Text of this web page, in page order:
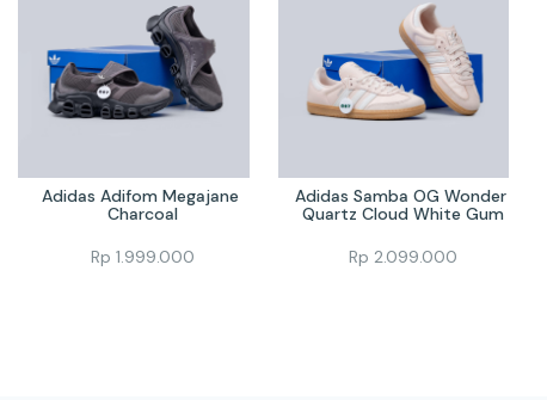
Adidas Adifom Megajane
Charcoal
Rp1.999.000
Adidas Samba OG Wonder
Quartz Cloud White Gum
Rp 2.099.000